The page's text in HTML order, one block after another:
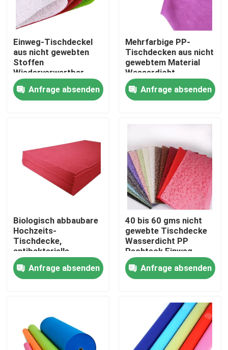
Zu Hause
Produkte
Werksbesichtigung
Qualitätskontrolle
Kontakt mit uns
Neuigkeiten
Bitte um ein Angebot
mit einem Durchmesser von mehr als 20 mm
Einweg-Tischdeckel
aus nicht gewebten
Stoffen
Wiederverwertbar
Wasserdicht 40-80
gm Anfrage absenden
Mehrfarbige PP-
Tischdecken aus nicht
gewebtem Material
Wasserdicht
Umweltfreundlich
Nicht toxisch
Anfrage absenden
Biologisch abbaubare
Hochzeits-
Tischdecke,
antibakterielle
Kunststoff-
Tischdecke
Anfrage absenden
40 bis 60 gms nicht
gewebte Tischdecke
Wasserdicht PP
Rechteck Einweg
Anfrage absenden